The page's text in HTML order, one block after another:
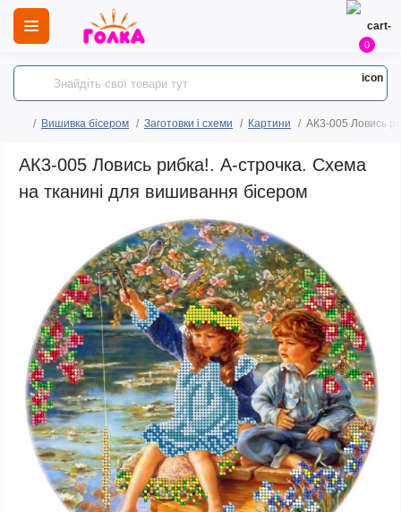
0
Вишивка бісером Заготовки і схеми Картини АК3-005 Ловись
АК3-005 Ловись рибка!. А-строчка. Схема
на тканині для вишивання бісером